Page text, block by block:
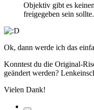
Objektiv gibt es
freigegeben sein sollte.
Ok, dann werde ich das
Konntest du die Original-
geändert werden?
Vielen Dank!